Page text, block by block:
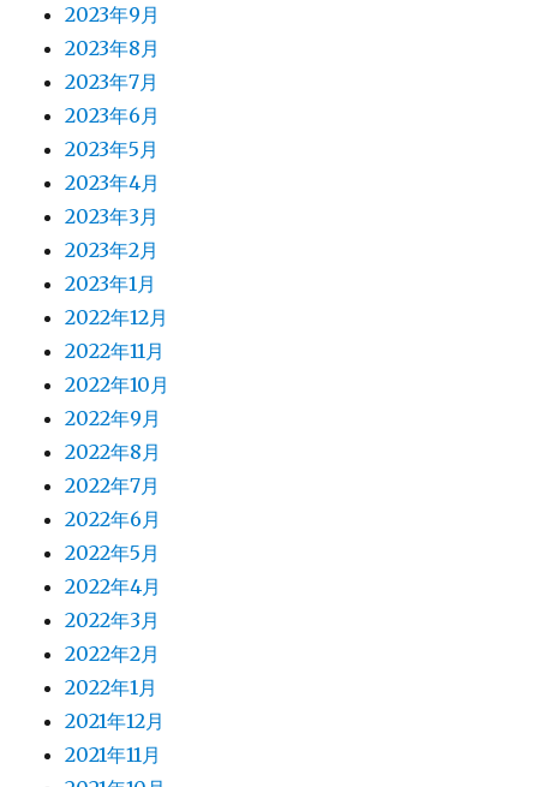
2023年9月
2023年8月
2023年7月
2023年6月
2023年5月
2023年4月
2023年3月
2023年2月
2023年1月
2022年12月
2022年11月
2022年10月
2022年9月
2022年8月
2022年7月
2022年6月
2022年5月
2022年4月
2022年3月
2022年2月
2022年1月
2021年12月
2021年11月